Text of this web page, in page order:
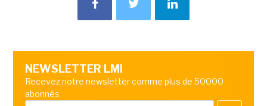
NEWSLETTER LMI
Recevez notre newsletter comme plus de 50000
abonnés